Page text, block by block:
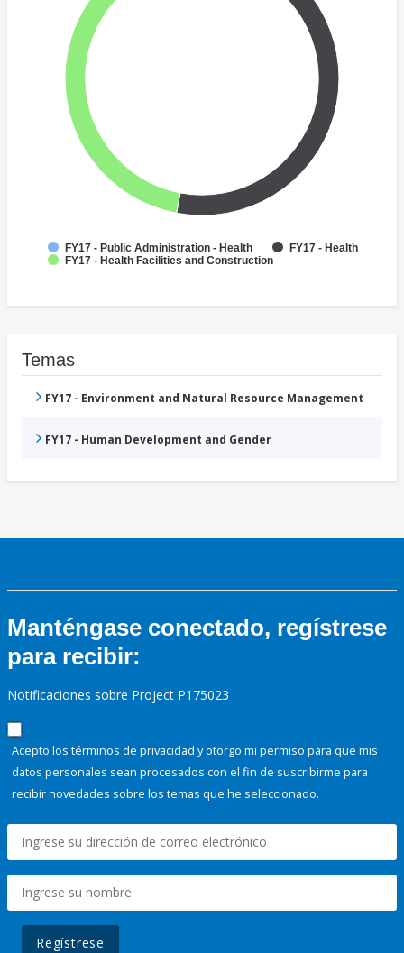
FY17 - Public Administration - Health
FY17 - Health
FY17 - Health Facilities and Construction
Temas
FY17 - Environment and Natural Resource Management
FY17 - Human Development and Gender
Manténgase conectado, regístrese
para recibir:
Notificaciones sobre Project P175023
Acepto los términos de privacidad y otorgo mi permiso para que mis
datos personales sean procesados con el fin de suscribirme para
recibir novedades sobre los temas que he seleccionado.
Regístrese